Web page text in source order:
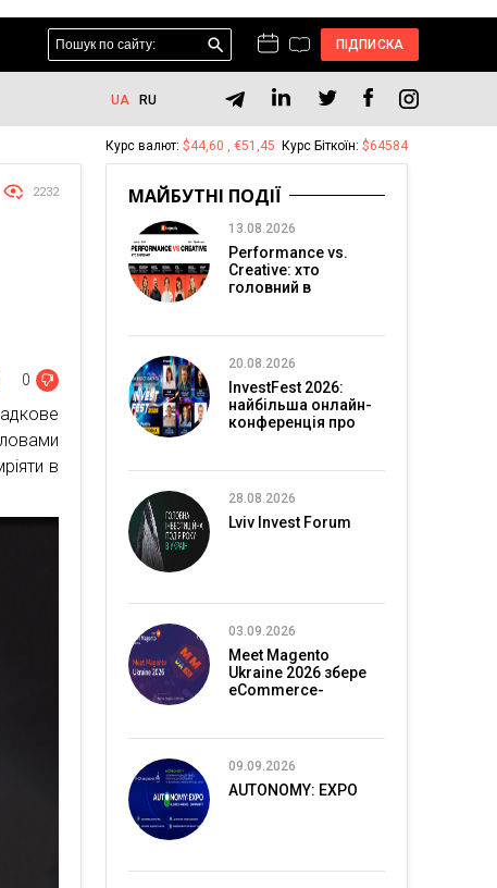
ПІДПИСКА
UA RU
2232
0
в
Курс валют: $44,60 , €51,45 Курс Біткоїн: $64584
МАЙБУТНІ ПОДІЇ
13.08.2026
Performance vs.
Creative: хто
головний в
20.08.2026
InvestFest 2026:
найбільша онлайн-
конференція про
28.08.2026
Lviv Invest Forum
03.09.2026
Meet Magento
Ukraine 2026 збере
eCommerce-
09.09.2026
AUTONOMY: EXPO